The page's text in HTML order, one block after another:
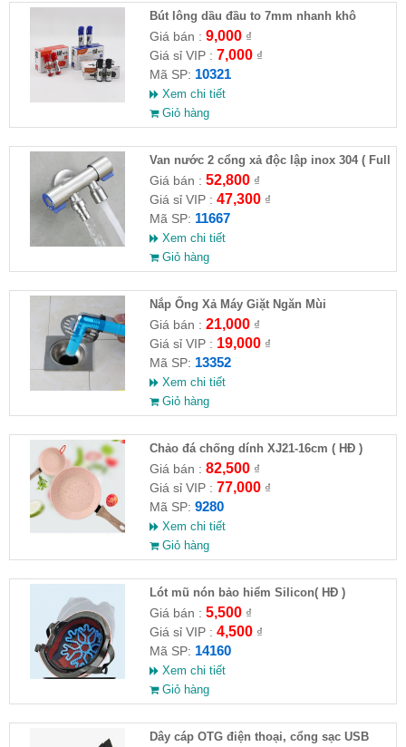
Bút lông dầu đầu to 7mm nhanh khô
Giá bán : 9,000₫
Giá sỉ VIP : 7,000₫
Mã SP: 10321
Xem chi tiết
Giỏ hàng
Van nước 2 cổng xả độc lập inox 304 ( Full
VAT )
Giá bán : 52,800₫
Giá sỉ VIP : 47,300₫
Mã SP: 11667
Xem chi tiết
Giỏ hàng
Nắp Ống Xả Máy Giặt Ngăn Mùi
Giá bán : 21,000₫
Giá sỉ VIP : 19,000₫
Mã SP: 13352
Xem chi tiết
Giỏ hàng
Chảo đá chống dính XJ21-16cm ( HĐ )
Giá bán : 82,500₫
Giá sỉ VIP : 77,000₫
Mã SP: 9280
Xem chi tiết
Giỏ hàng
Lót mũ nón bảo hiểm Silicon( HĐ )
Giá bán : 5,500₫
Giá sỉ VIP : 4,500₫
Mã SP: 14160
Xem chi tiết
Giỏ hàng
Dây cáp OTG điện thoại, cổng sạc USB